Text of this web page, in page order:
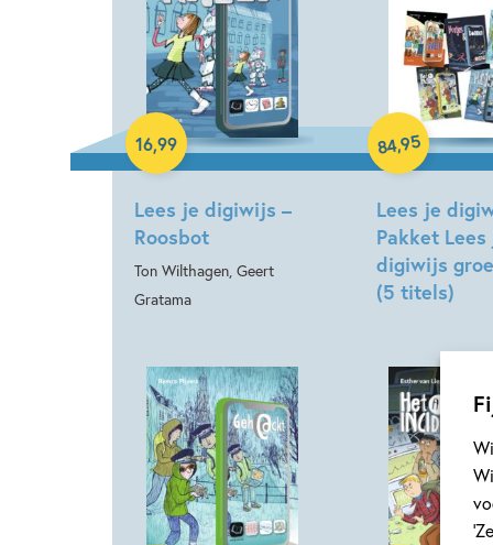
Lees je digiwijs –
Roosbot
Ton Wilthagen, Geert
Gratama
16,99
Hardcover
Lees je
Pakket Lees
digiwijs
(5 titels)
84,95
Samengesteld